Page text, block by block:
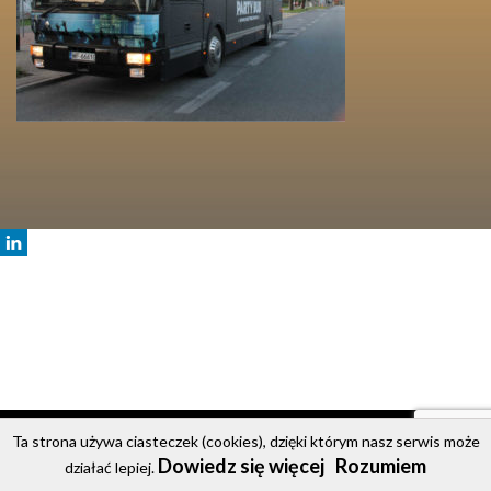
© 2020 Party Bus
Strona główna
Oferta Cennik Galeria Kontakt
Ta strona używa ciasteczek (cookies), dzięki którym nasz serwis może
działać lepiej. Dowiedz się więcej Rozumiem